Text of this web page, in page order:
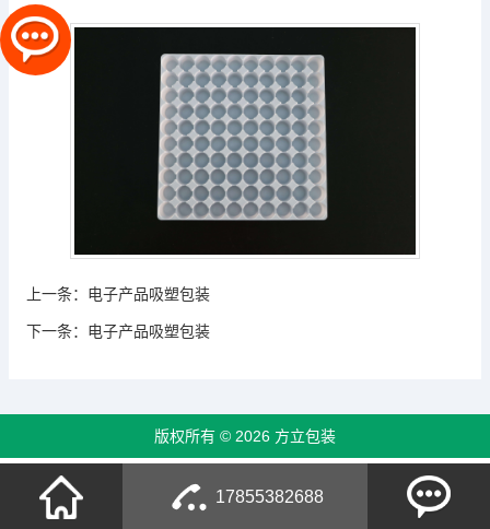
上一条： 电子产品吸塑包装
下一条： 电子产品吸塑包装
版权所有 © 2026 方立包装
17855382688